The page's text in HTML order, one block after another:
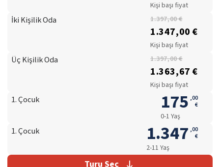
Kişi başı fiyat
İki Kişilik Oda 1.397,00 €
1.347,00 €
Kişi başı fiyat
Üç Kişilik Oda 1.397,00 €
1.363,67 €
Kişi başı fiyat
1. Çocuk 175 ,00
€
0-1 Yaş
1. Çocuk 1.347 ,00
€
2-11 Yaş
Turu Seç